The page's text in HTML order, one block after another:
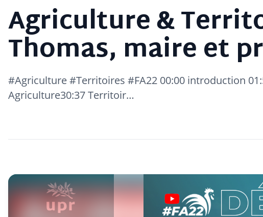
Agriculture &
Thomas, maire et
#Agriculture #Territoires #FA22 00:00 introduction
Agriculture30:37 Territoir…